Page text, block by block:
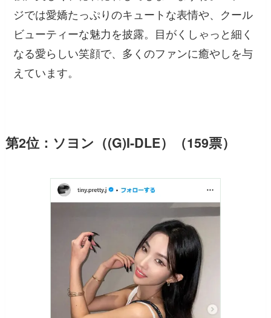
ジでは愛嬌たっぷりのキュートな表情や、クール
ビューティーな魅力を披露。目がくしゃっと細く
なる愛らしい笑顔で、多くのファンに癒やしを与
えています。
第2位：ソヨン（(G)I-DLE）（159票）